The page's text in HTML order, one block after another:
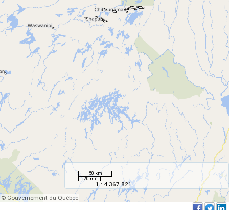
50 km
20 mi
1 : 4 367 821
© Gouvernement du Québec